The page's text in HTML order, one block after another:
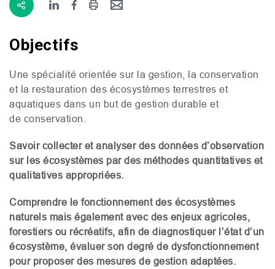
Objectifs
Une spécialité orientée sur la gestion, la conservation
et la restauration des écosystèmes terrestres et
aquatiques dans un but de gestion durable et
de conservation.
Savoir collecter et analyser des données d’observation
sur les écosystèmes par des méthodes quantitatives et
qualitatives appropriées.
Comprendre le fonctionnement des écosystèmes
naturels mais également avec des enjeux agricoles,
forestiers ou récréatifs, afin de diagnostiquer l’état d’un
écosystème, évaluer son degré de dysfonctionnement
pour proposer des mesures de gestion adaptées.